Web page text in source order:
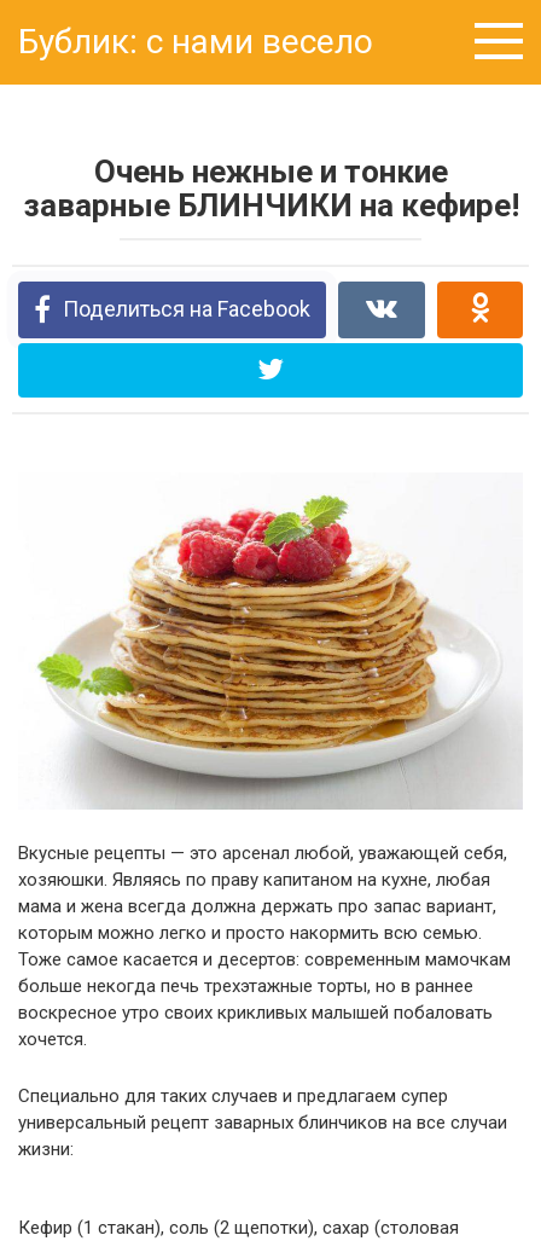
контенту
Бублик: с нами весело
Очень нежные и тонкие
заварные БЛИНЧИКИ на кефире!
Поделиться на Facebook
Вкусные рецепты — это арсенал любой, уважающей себя,
хозяюшки. Являясь по праву капитаном на кухне, любая
мама и жена всегда должна держать про запас вариант,
которым можно легко и просто накормить всю семью.
Тоже самое касается и десертов: современным мамочкам
больше некогда печь трехэтажные торты, но в раннее
воскресное утро своих крикливых малышей побаловать
хочется.
Специально для таких случаев и предлагаем супер
универсальный рецепт заварных блинчиков на все случаи
жизни:
Кефир (1 стакан), соль (2 щепотки), сахар (столовая